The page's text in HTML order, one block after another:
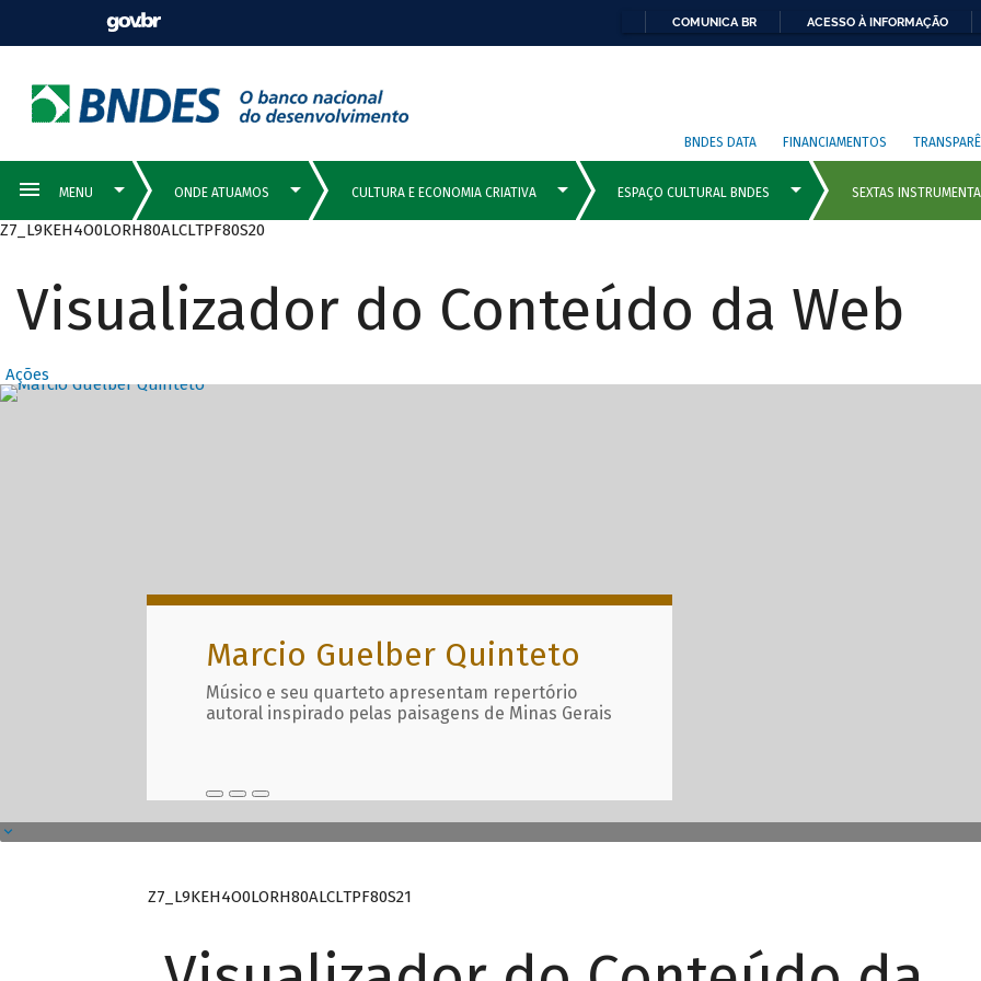
COMUNICA BR ACESSO À INFORMAÇÃO
BNDES DATA FINANCIAMENTOS
Z7_L9KEH4O0LORH80ALCLTPF80S20
Visualizador do Conteúdo da Web
Ações
Destaques Principais com
Marcio Guelber Quinteto
Músico e seu quarteto apresentam repertório
autoral inspirado pelas paisagens de Minas Gerais
Z7_L9KEH4O0LORH80ALCLTPF80S21